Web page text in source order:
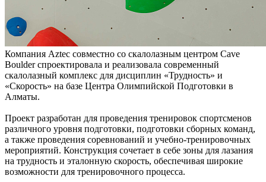
Компания Aztec совместно со скалолазным центром Cave
Boulder спроектировала и реализовала современный
скалолазный комплекс для дисциплин «Трудность» и
«Скорость» на базе Центра Олимпийской Подготовки в
Алматы.
Проект разработан для проведения тренировок спортсменов
различного уровня подготовки, подготовки сборных команд,
а также проведения соревнований и учебно-тренировочных
мероприятий. Конструкция сочетает в себе зоны для лазания
на трудность и эталонную скорость, обеспечивая широкие
возможности для тренировочного процесса.